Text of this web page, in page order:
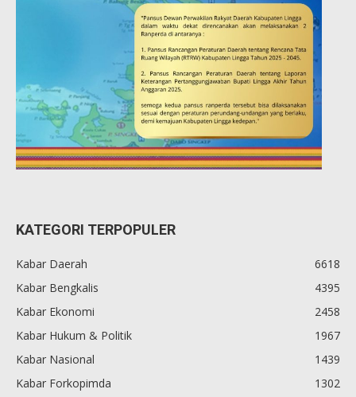
KATEGORI TERPOPULER
Kabar Daerah
6618
Kabar Bengkalis
4395
Kabar Ekonomi
2458
Kabar Hukum & Politik
1967
Kabar Nasional
1439
Kabar Forkopimda
1302